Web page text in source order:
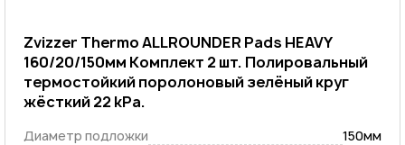
Zvizzer Thermo ALLROUNDER Pads HEAVY
160/20/150мм Комплект 2 шт. Полировальный
термостойкий поролоновый зелёный круг
жёсткий 22 kPa.
Диаметр подложки
150мм